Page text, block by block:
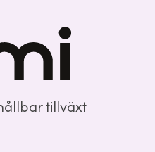
tillväxt